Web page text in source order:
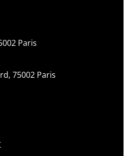
Paris
75002 Paris